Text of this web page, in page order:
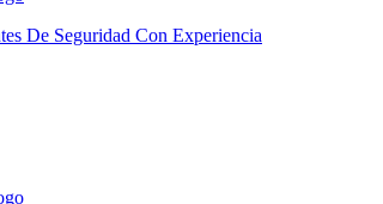
De Seguridad Con Experiencia